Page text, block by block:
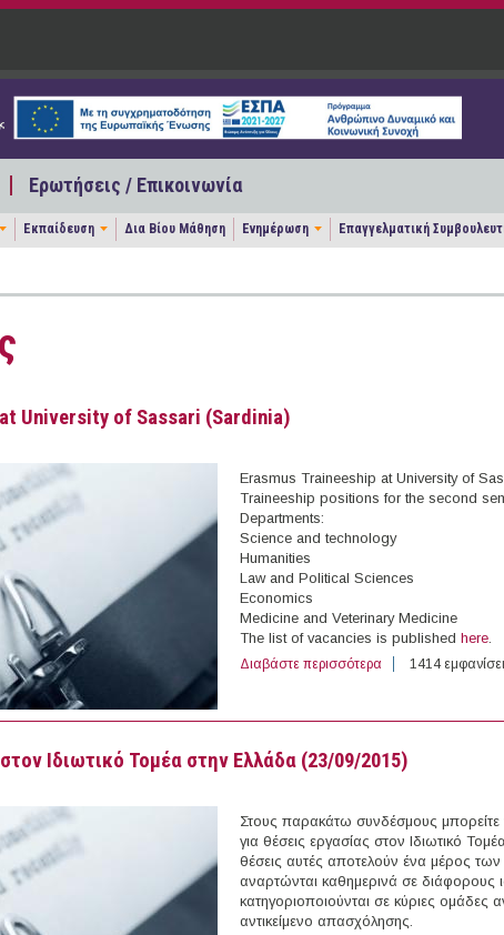
Ερωτήσεις / Επικοινωνία
Εκπαίδευση Δια Βίου Μάθηση Ενημέρωση Επαγγελματική
University of Sassari (Sardinia)
Erasmus Traineeship at University of
Traineeship positions for the second
Departments:
Science and technology
Humanities
Law and Political Sciences
Economics
Medicine and Veterinary Medicine
The list of vacancies is published here.
Διαβάστε περισσότερα για Erasmus
1414
Ιδιωτικό Τομέα στην Ελλάδα (23/09/2015)
Στους παρακάτω συνδέσμους μπορείτε
για θέσεις εργασίας στον Ιδιωτικό
θέσεις αυτές αποτελούν ένα μέρος
αναρτώνται καθημερινά σε διάφορους
κατηγοριοποιούνται σε κύριες ομάδες
αντικείμενο απασχόλησης.